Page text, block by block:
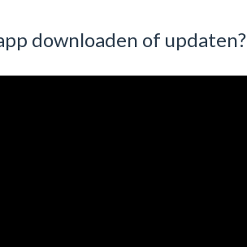
downloaden of updaten?